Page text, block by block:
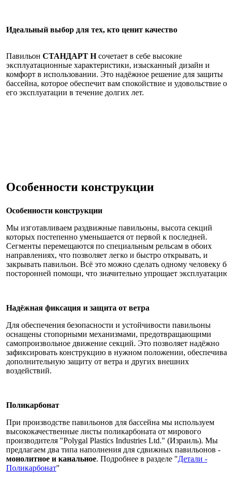
Идеальный выбор для тех, кто ценит качество
Павильон СТАНДАРТ Нсочетает в себе высокие
эксплуатационные характеристики, изысканный дизайн и
комфорт в использовании. Это надёжное решение для защиты
бассейна, которое обеспечит вам спокойствие и удовольствие
его эксплуатации в течение долгих лет.
Особенности конструкции
Особенности конструкции
Мы изготавливаем раздвижные павильоны, высота секций
которых постепенно уменьшается от первой к последней.
Сегменты перемещаются по специальным рельсам в обоих
направлениях, что позволяет легко и быстро открывать, и
закрывать павильон. Всё это можно сделать одному человеку
посторонней помощи, что значительно упрощает
Надёжная фиксация и защита от ветра
Для обеспечения безопасности и устойчивости павильоны
оснащены стопорными механизмами, предотвращающими
самопроизвольное движение секций. Это позволяет надёжно
зафиксировать конструкцию в нужном положении,
дополнительную защиту от ветра и других внешних
воздействий.
Поликарбонат
При производстве павильонов для бассейна мы используем
высококачественные листы поликарбоната от мирового
производителя "Polygal Plastics Industries Ltd." (Израиль). Мы
предлагаем два типа наполнения для сдвижных павильонов -
монолитное и канальное. Подробнее в разделе "Детали -
Поликарбонат"